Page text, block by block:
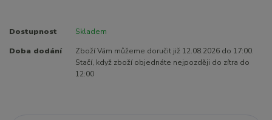
Dostupnost Skladem
Doba dodání
Zboží Vám můžeme doručit již 12.08.2026 do 17:00.
Stačí, když zboží objednáte nejpozději do zítra do
12:00